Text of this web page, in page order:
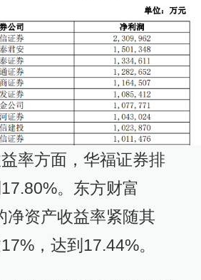
率方面，华福证券排
。东方财富
净资产收益率紧随其
，达到17.44%。